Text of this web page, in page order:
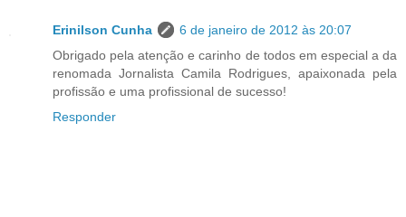
Erinilson Cunha
6 de janeiro de 2012 às 20:07
Obrigado pela atenção e carinho de todos em especial a da
renomada Jornalista Camila Rodrigues, apaixonada pela
profissão e uma profissional de sucesso!
Responder